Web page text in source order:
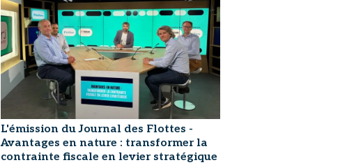
L'émission du Journal des Flottes -
Avantages en nature : transformer la
contrainte fiscale en levier stratégique